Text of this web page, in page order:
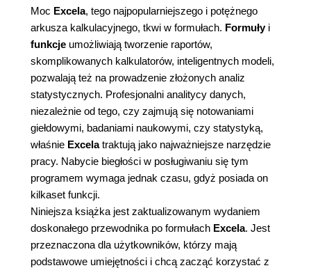
Moc Excela, tego najpopularniejszego i potężnego
arkusza kalkulacyjnego, tkwi w formułach. Formuły i
funkcje umożliwiają tworzenie raportów,
skomplikowanych kalkulatorów, inteligentnych modeli,
pozwalają też na prowadzenie złożonych analiz
statystycznych. Profesjonalni analitycy danych,
niezależnie od tego, czy zajmują się notowaniami
giełdowymi, badaniami naukowymi, czy statystyką,
właśnie Excelatraktują jako najważniejsze narzędzie
pracy. Nabycie biegłości w posługiwaniu się tym
programem wymaga jednak czasu, gdyż posiada on
kilkaset funkcji.
Niniejsza książka jest zaktualizowanym wydaniem
doskonałego przewodnika po formułach Excela. Jest
przeznaczona dla użytkowników, którzy mają
podstawowe umiejętności i chcą zacząć korzystać z